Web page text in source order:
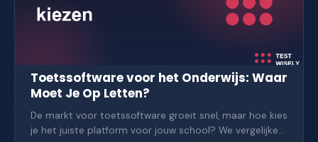
Toetssoftware voor het Onderwijs: Waar
Moet Je Op Letten?
De markt voor toetssoftware groeit snel, maar hoe kies
je het juiste platform voor jouw school? We vergelijken